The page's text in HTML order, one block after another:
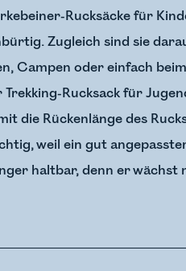
Rucksäcke für
Zugleich sind sie
Campen oder einfach
Rucksack für
die Rückenlänge des
weil ein gut
haltbar, denn er